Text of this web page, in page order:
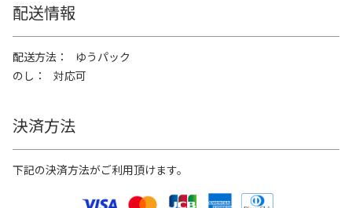
配送情報
配送方法
ゆうパック
のし
対応可
決済方法
下記の決済方法がご利用頂けます。